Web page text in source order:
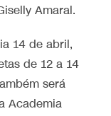
Amaral.
14 de abril,
de 12 a 14
será
Academia